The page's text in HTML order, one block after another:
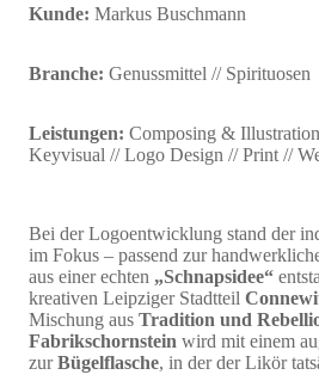
Kunde: Markus Buschmann
Branche: Genussmittel // Spirituosen
Leistungen: Composing &
Keyvisual // Logo Design // Print //
Bei der Logoentwicklung stand der
im Fokus – passend zur
aus einer echten „Schnapsidee“
kreativen Leipziger Stadtteil
Mischung aus Tradition und
Fabrikschornstein wird mit einem
zurBügelflasche, in der der Likör